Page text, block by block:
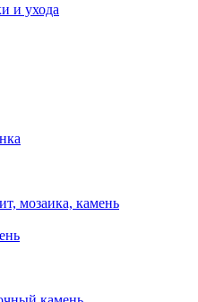
и ухода
мозаика, камень